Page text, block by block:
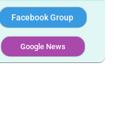
Facebook Group
Google News